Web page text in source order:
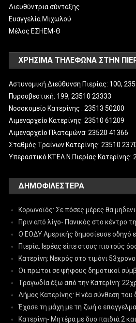
Διευθύντρια σύνταξης
Ευαγγελία Μιχωλού
Μέλος ΕΣΗΕΜ-Θ
ΧΡΗΣΙΜΑ ΤΗΛΕΦΩΝΑ ΣΤΗΝ
Αστυνομική Διεύθυνση Πιερίας: 100,
Πυροσβεστική: 199, 23510 23333
Νοσοκομείο Κατερίνης : 23513 50200
Λιμεναρχείο Κατερίνης: 23510 61209
Λιμεναρχείο Πλαταμώνα: 23520 41366
Σταθμός Τραίνων Κατερίνης: 23510
Υπεραστικό ΚΤΕΛ Ν.Πιερίας Κατερίνης:
ΔΗΜΟΦΙΛΈΣΤΕΡΑ
Κορωνοϊός: Σε πόσες μέρες θα
Πριν από λίγο- Πανικός στο κέντρο
Ο ΕΟΔΥ Αμερικής δημοσίευσε οδηγό
Πιερία: Ιερέας είπε στους πιστούς
Κατερίνη: Νεκρός στο τιμόνι
Οι πρώτοι σε ψήφους δημοτικοί
Τραγωδία έξω από την Κατερίνη:
Δήμος Κατερίνης: Η νέα σύνθεση του
Έχασε τη μάχη με τη ζωή ο
Κατερίνη- Μητέρα με δυο παιδιά 2